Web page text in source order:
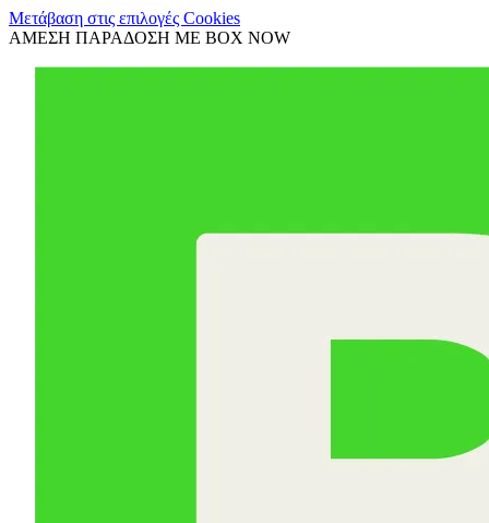
Μετάβαση στις επιλογές Cookies
ΑΜΕΣΗ ΠΑΡΑΔΟΣΗ ΜΕ BOX NOW